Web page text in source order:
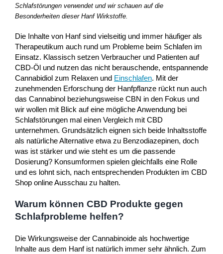
Schlafstörungen verwendet und wir schauen auf die
Besonderheiten dieser Hanf Wirkstoffe.
Die Inhalte von Hanf sind vielseitig und immer häufiger als
Therapeutikum auch rund um Probleme beim Schlafen im
Einsatz. Klassisch setzen Verbraucher und Patienten auf
CBD-Öl und nutzen das nicht berauschende, entspannende
Cannabidiol zum Relaxen und Einschlafen. Mit der
zunehmenden Erforschung der Hanfpflanze rückt nun auch
das Cannabinol beziehungsweise CBN in den Fokus und
wir wollen mit Blick auf eine mögliche Anwendung bei
Schlafstörungen mal einen Vergleich mit CBD
unternehmen. Grundsätzlich eignen sich beide Inhaltsstoffe
als natürliche Alternative etwa zu Benzodiazepinen, doch
was ist stärker und wie steht es um die passende
Dosierung? Konsumformen spielen gleichfalls eine Rolle
und es lohnt sich, nach entsprechenden Produkten im CBD
Shop online Ausschau zu halten.
Warum können CBD Produkte gegen
Schlafprobleme helfen?
Die Wirkungsweise der Cannabinoide als hochwertige
Inhalte aus dem Hanf ist natürlich immer sehr ähnlich. Zum